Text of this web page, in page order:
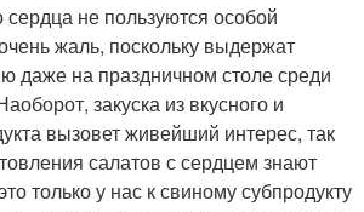
не пользуются особой
жаль, поскольку выдержат
даже на праздничном столе среди
закуска из вкусного и
вызовет живейший интерес, так
салатов с сердцем знают
только у нас к свиному субпродукту